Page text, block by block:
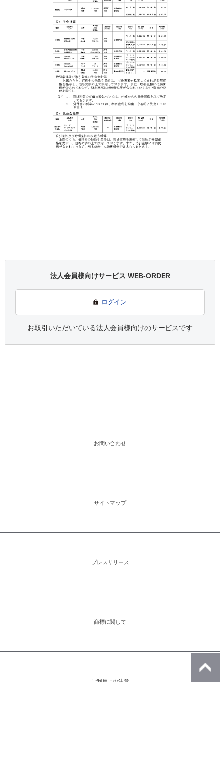
法人会員様向けサービス WEB-ORDER
ログイン
お取引いただいている法人会員様向けのサービスです
お問い合わせ
サイトマップ
プレスリリース
商標に関して
ご利用上の注意